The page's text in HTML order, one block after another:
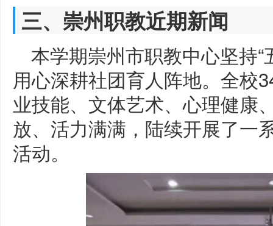
三、崇州职教近期新闻
本学期崇州市职教中心坚持“
用心深耕社团育人阵地。全校
业技能、文体艺术、心理健康
放、活力满满，陆续开展了一
活动。